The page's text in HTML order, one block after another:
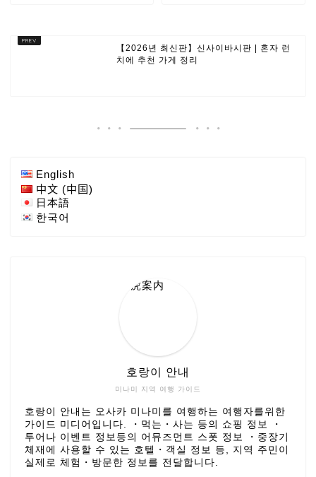
【2026년 최신판】신사이바시판 | 혼자 런
치에 추천 가게 정리
English
中文 (中国)
日本語
한국어
미나미 지역 여행 가이드
호랑이 안내
호랑이 안내는 오사카 미나미를 여행하는 여행자를위한
가이드 미디어입니다. ・먹는・사는 등의 쇼핑 정보 ・
투어나 이벤트 정보등의 어뮤즈먼트 스폿 정보 ・중장기
체재에 사용할 수 있는 호텔・객실 정보 등, 지역 주민이
실제로 체험・방문한 정보를 전달합니다.